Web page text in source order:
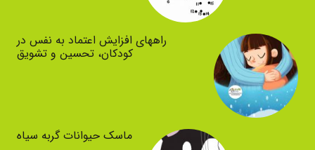
راههای افزایش اعتماد به نفس در
کودکان، تحسین و تشویق
ماسک حیوانات گربه سیاه